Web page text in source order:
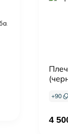
+90
4
Ek Cobra System
Vulcan 415 c
XB70BK